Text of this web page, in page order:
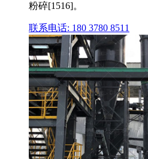
粉碎[1516]。
联系电话: 180 3780 8511